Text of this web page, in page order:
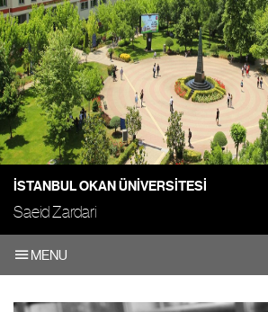
İSTANBUL OKAN ÜNIVERSITESI
Saeid Zardari
MENU